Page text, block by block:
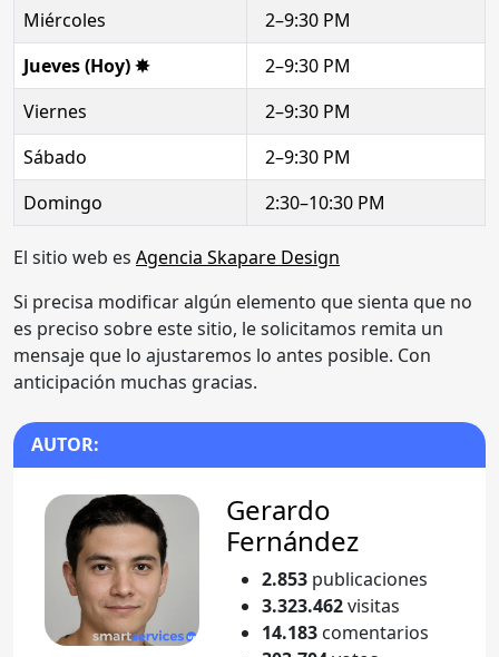
Miércoles
2–9:30 PM
Jueves (Hoy) ✸
2–9:30 PM
Viernes
2–9:30 PM
Sábado
2–9:30 PM
Domingo
2:30–10:30 PM
El sitio web es Agencia Skapare Design
Si precisa modificar algún elemento que sienta que no
es preciso sobre este sitio, le solicitamos remita un
mensaje que lo ajustaremos lo antes posible. Con
anticipación muchas gracias.
AUTOR:
Gerardo
Fernández
2.853 publicaciones
3.323.462visitas
14.183 comentarios